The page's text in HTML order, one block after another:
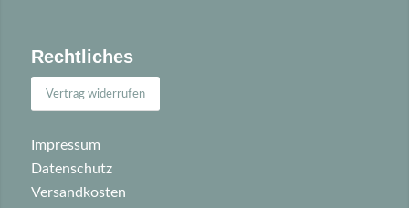
Rechtliches
Vertrag widerrufen
Impressum
Datenschutz
Versandkosten